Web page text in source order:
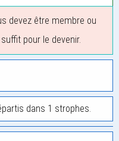
devez être membre ou
pour le devenir.
dans 1 strophes.